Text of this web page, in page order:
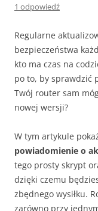
1 odpowiedź
Regularne
bezpieczeństwa
kto ma czas na
po to, by sprawdzić
Twój router sam
nowej wersji?
W tym artykule
powiadomienie o
tego prosty skrypt
dzięki czemu
zbędnego wysiłku.
zarówno przy